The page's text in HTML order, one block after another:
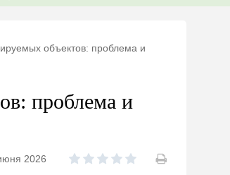
объектов: проблема и
проблема и
2026